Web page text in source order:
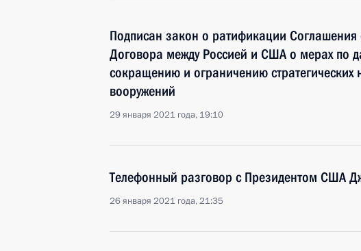
Подписан закон о ратификации Соглашения
Договора между Россией и США о мерах по
сокращению и ограничению стратегических
вооружений
29 января 2021 года, 19:10
Телефонный разговор с Президентом США
26 января 2021 года, 21:35